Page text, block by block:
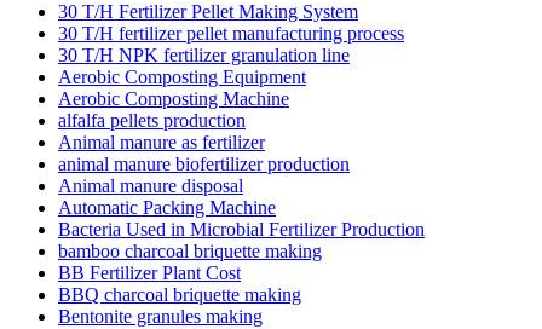
30 T/H Fertilizer Pellet Making System
30 T/H fertilizer pellet manufacturing process
30 T/H NPK fertilizer granulation line
Aerobic Composting Equipment
Aerobic Composting Machine
alfalfa pellets production
Animal manure as fertilizer
animal manure biofertilizer production
Animal manure disposal
Automatic Packing Machine
Bacteria Used in Microbial Fertilizer Production
bamboo charcoal briquette making
BB Fertilizer Plant Cost
BBQ charcoal briquette making
Bentonite granules making